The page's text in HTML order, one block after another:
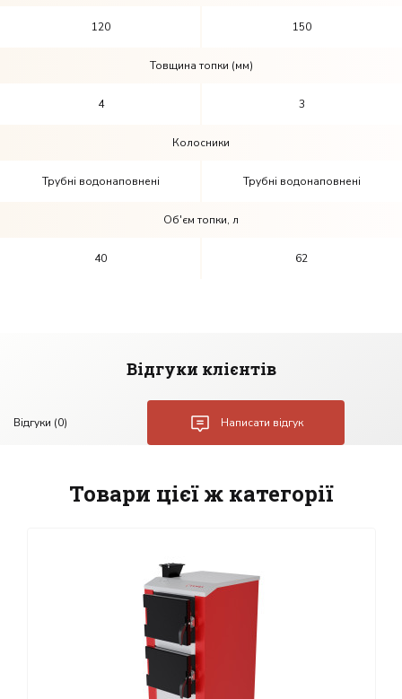
120 150
Товщина топки (мм)
4 3
Колосники
Трубні водонаповнені Трубні водонаповнені
Об'єм топки, л
40 62
Відгуки клієнтів
Відгуки (0) Написати відгук
Товари цієї ж категорії